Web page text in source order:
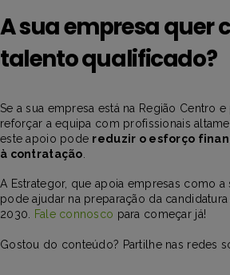
A sua empresa quer
talento qualificado?
Se a sua empresa está na Região Centro
reforçar a equipa com profissionais
este apoio pode reduzir o esforço
à contratação
A Estrategor, que apoia empresas como a
pode ajudar na preparação da candidatura
2030. Fale connosco para começar já!
Gostou do conteúdo? Partilhe nas redes